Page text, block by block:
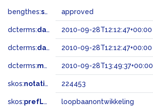
bengthes:status approved
dcterms:dateAccepted 2010-09-28T12:12:47+00:00
dcterms:dateSubmitted 2010-09-28T12:12:47+00:00
dcterms:modified 2010-09-28T13:49:37+00:00
skos:notation 224453
skos:prefLabel loopbaanontwikkeling